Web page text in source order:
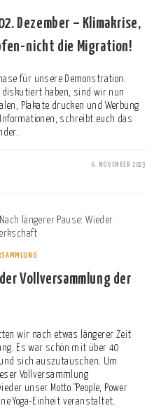
Dezember – Klimakrise,
nicht die Migration!
für unsere Demonstration.
diskutiert haben, sind wir nun
Plakate drucken und Werbung
schreibt euch das
6. NOVEMBER 2023
Vollversammlung der
wir nach etwas längerer Zeit
Es war schön mit über 40
sich auszutauschen. Um
Vollversammlung
unser Motto "People, Power
Yoga-Einheit veranstaltet.